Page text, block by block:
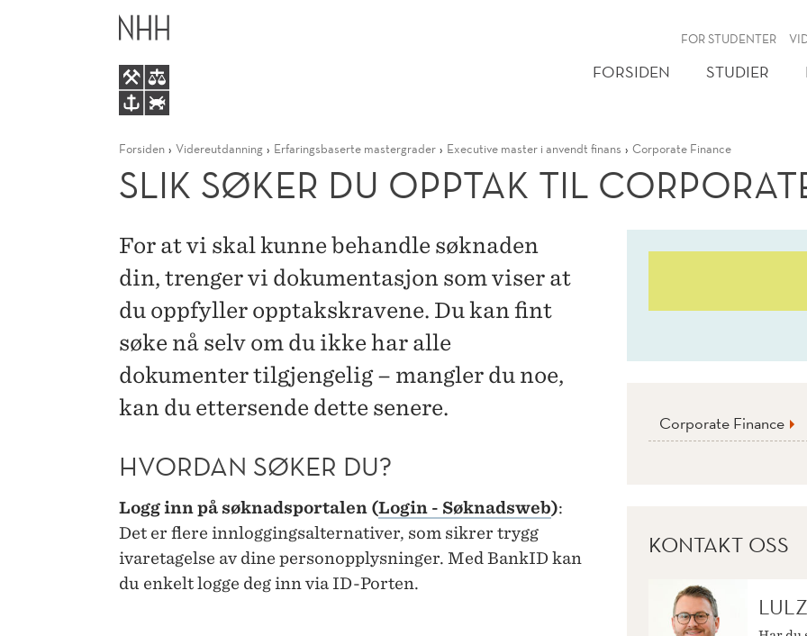
OPPTAK
CORPORATE
FINANCE
FOR STUDENTER
FORSIDEN STUDIER
Forsiden Videreutdanning Erfaringsbaserte mastergrader Executive master i anvendt finans Corporate Finance
SLIK SØKER DU OPPTAK TIL
For at vi skal kunne behandle søknaden
din, trenger vi dokumentasjon som viser at
du oppfyller opptakskravene. Du kan fint
søke nå selv om du ikke har alle
dokumenter tilgjengelig – mangler du noe,
kan du ettersende dette senere.
HVORDAN SØKER DU?
Logg inn på søknadsportalen (Login - Søknadsweb):
Det er flere innloggingsalternativer, som sikrer trygg
ivaretagelse av dine personopplysninger. Med BankID kan
du enkelt logge deg inn via ID-Porten.
Corporate Finance
KONTAKT OSS